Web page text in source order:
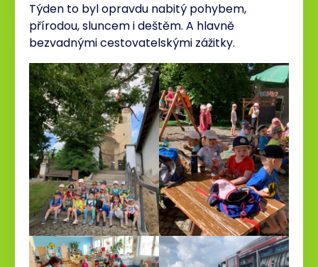
Týden to byl opravdu nabitý pohybem,
přírodou, sluncem i deštěm. A hlavně
bezvadnými cestovatelskými zážitky.